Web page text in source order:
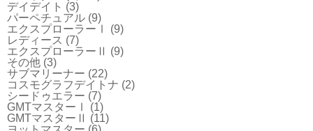
デイデイト (3)
パーペチュアル (9)
エクスプローラーⅠ
(9)
レディース (7)
エクスプローラーⅡ (9)
その他 (3)
サブマリーナー (22)
コスモグラフデイトナ (2)
シードゥエラー (7)
GMTマスターⅠ
(1)
GMTマスターⅡ (11)